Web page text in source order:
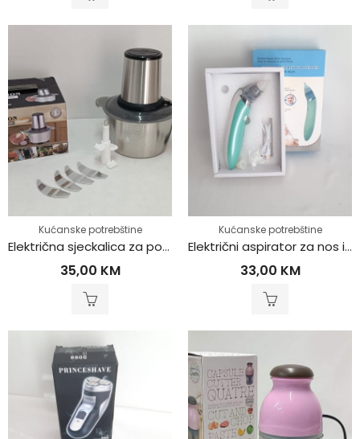
Kućanske potrebštine
Električna sjeckalica za povrće i meso
35,00 KM
Kućanske potrebštine
Električni aspirator za nos i uši
33,00 KM